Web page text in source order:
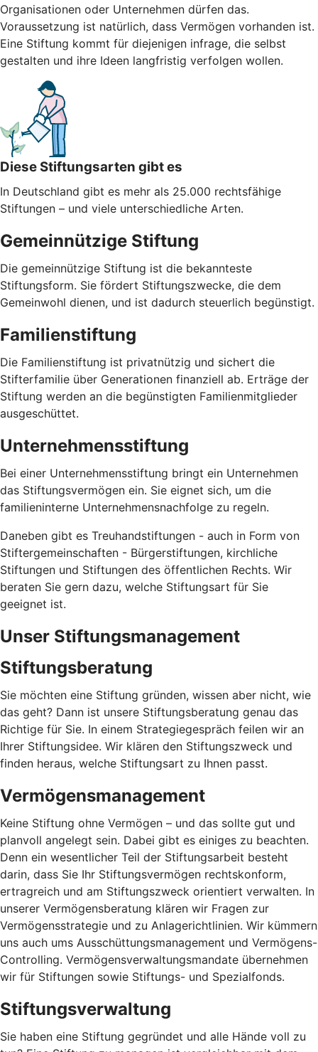
Organisationen oder Unternehmen dürfen das.
Voraussetzung ist natürlich, dass Vermögen vorhanden ist.
Eine Stiftung kommt für diejenigen infrage, die selbst
gestalten und ihre Ideen langfristig verfolgen wollen.
Diese Stiftungsarten gibt es
In Deutschland gibt es mehr als 25.000 rechtsfähige
Stiftungen – und viele unterschiedliche Arten.
Gemeinnützige Stiftung
Die gemeinnützige Stiftung ist die bekannteste
Stiftungsform. Sie fördert Stiftungszwecke, die dem
Gemeinwohl dienen, und ist dadurch steuerlich begünstigt.
Familienstiftung
Die Familienstiftung ist privatnützig und sichert die
Stifterfamilie über Generationen finanziell ab. Erträge der
Stiftung werden an die begünstigten Familienmitglieder
ausgeschüttet.
Unternehmensstiftung
Bei einer Unternehmensstiftung bringt ein Unternehmen
das Stiftungsvermögen ein. Sie eignet sich, um die
familieninterne Unternehmensnachfolge zu regeln.
Daneben gibt es Treuhandstiftungen - auch in Form von
Stiftergemeinschaften - Bürgerstiftungen, kirchliche
Stiftungen und Stiftungen des öffentlichen Rechts. Wir
beraten Sie gern dazu, welche Stiftungsart für Sie
geeignet ist.
Unser Stiftungsmanagement
Stiftungsberatung
Sie möchten eine Stiftung gründen, wissen aber nicht, wie
das geht? Dann ist unsere Stiftungsberatung genau das
Richtige für Sie. In einem Strategiegespräch feilen wir an
Ihrer Stiftungsidee. Wir klären den Stiftungszweck und
finden heraus, welche Stiftungsart zu Ihnen passt.
Vermögensmanagement
Keine Stiftung ohne Vermögen – und das sollte gut und
planvoll angelegt sein. Dabei gibt es einiges zu beachten.
Denn ein wesentlicher Teil der Stiftungsarbeit besteht
darin, dass Sie Ihr Stiftungsvermögen rechtskonform,
ertragreich und am Stiftungszweck orientiert verwalten. In
unserer Vermögensberatung klären wir Fragen zur
Vermögensstrategie und zu Anlagerichtlinien. Wir kümmern
uns auch ums Ausschüttungsmanagement und Vermögens-
Controlling. Vermögensverwaltungsmandate übernehmen
wir für Stiftungen sowie Stiftungs- und Spezialfonds.
Stiftungsverwaltung
Sie haben eine Stiftung gegründet und alle Hände voll zu